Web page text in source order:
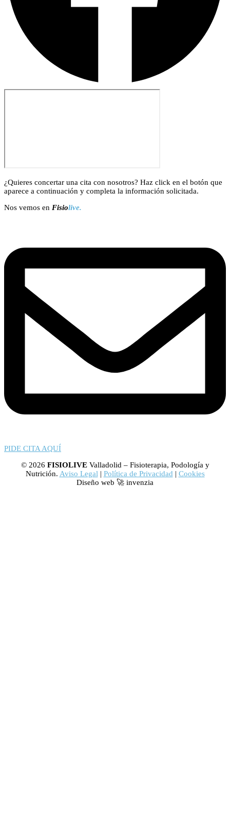
¿Quieres concertar una cita con nosotros? Haz click en el botón que
aparece a continuación y completa la información solicitada.
Nos vemos en Fisiolive.
PIDE CITA AQUÍ
© 2026 FISIOLIVEValladolid – Fisioterapia, Podología y
Nutrición. Aviso Legal | Política de Privacidad | Cookies
Diseño web 🚀 invenzia